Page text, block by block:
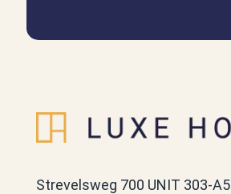
Strevelsweg 700 UNIT 303-A5